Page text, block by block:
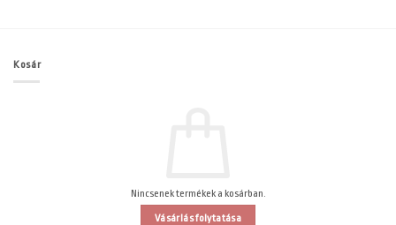
Kosár
Nincsenek termékek a kosárban.
Vásárlás folytatása